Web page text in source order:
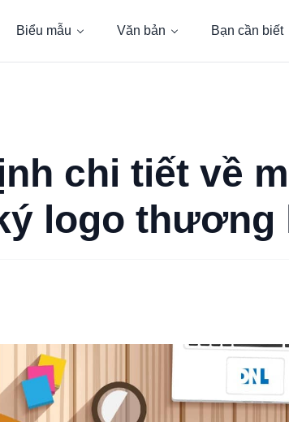
Biểu mẫu Văn bản Bạn cần biết
chi tiết về
logo thương